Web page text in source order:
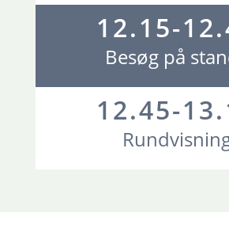
12.15-
Besøg på
12.45-